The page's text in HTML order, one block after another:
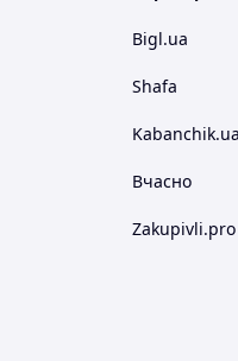
Bigl.ua
Shafa
Kabanchik.ua
Вчасно
Zakupivli.pro